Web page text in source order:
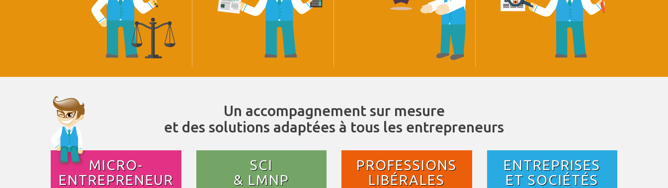
Un accompagnement sur mesure
et des solutions adaptées à tous les entrepreneurs
MICRO-
ENTREPRENEUR
SCI
& LMNP
PROFESSIONS
LIBÉRALES
ENTREPRISES
ET SOCIÉTÉS